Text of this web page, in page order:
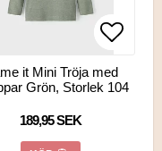
favoritlistan
favoritlistanLägg
Lägg
it Mini Tröja med
Grön, Storlek 104
189,95 SEK